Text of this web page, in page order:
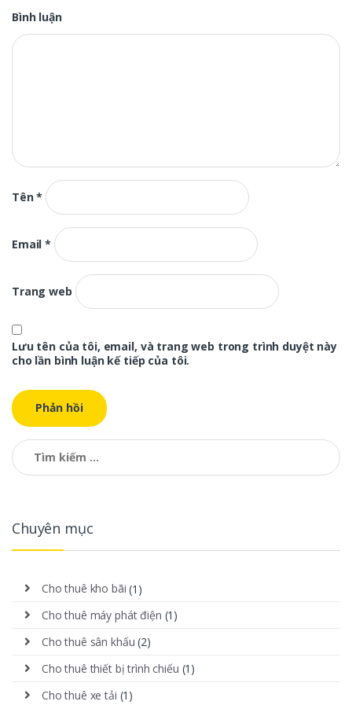
Bình luận
Tên*
Email*
Trang web
Lưu tên của tôi, email, và trang web trong trình duyệt này
cho lần bình luận kế tiếp của tôi.
Tìm kiếm cho:
Chuyên mục
Cho thuê kho bãi (1)
Cho thuê máy phát điện (1)
Cho thuê sân khấu (2)
Cho thuê thiết bị trình chiếu (1)
Cho thuê xe tải (1)